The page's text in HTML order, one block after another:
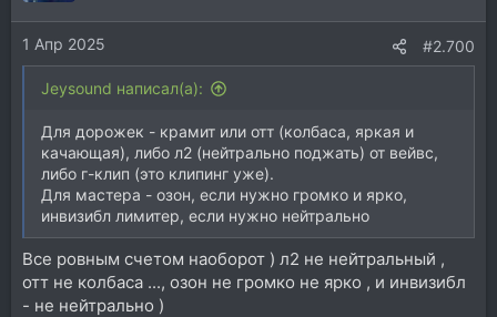
1 Апр 2025 #2.700
Jeysound написал(а):
Для дорожек - крамит или отт (колбаса, яркая и
качающая), либо л2 (нейтрально поджать) от вейвс,
либо г-клип (это клипинг уже).
Для мастера - озон, если нужно громко и ярко,
инвизибл лимитер, если нужно нейтрально
Все ровным счетом наоборот ) л2 не нейтральный ,
отт не колбаса ..., озон не громко не ярко , и инвизибл
- не нейтрально )